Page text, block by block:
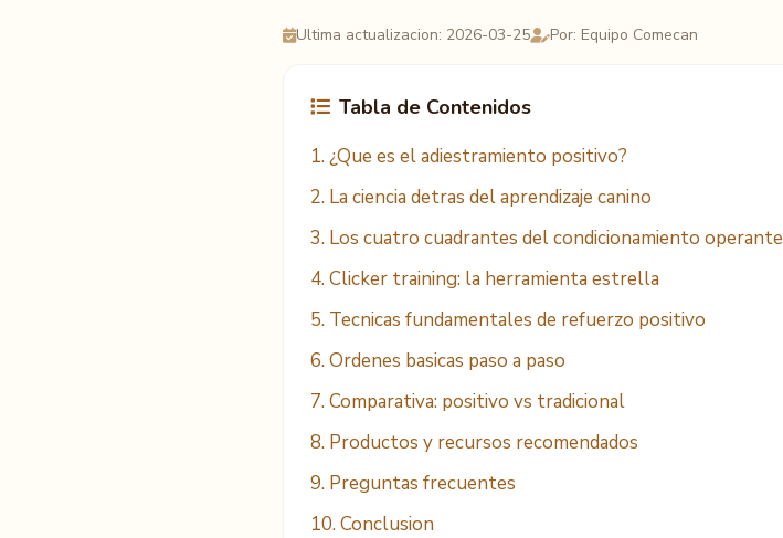
Ultima actualizacion: 2026-03-25 Por: Equipo Comecan
Tabla de Contenidos
1. ¿Que es el adiestramiento positivo?
2. La ciencia detras del aprendizaje canino
3. Los cuatro cuadrantes del condicionamiento operante
4. Clicker training: la herramienta estrella
5. Tecnicas fundamentales de refuerzo positivo
6. Ordenes basicas paso a paso
7. Comparativa: positivo vs tradicional
8. Productos y recursos recomendados
9. Preguntas frecuentes
10. Conclusion